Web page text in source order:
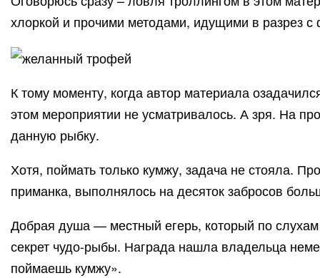
хлоркой и прочими методами, идущими в разрез
К тому моменту, когда автор материала
этом мероприятии не усматривалось. А зря. На
данную рыбку.
Хотя, поймать только кумжу, задача не стояла.
приманка, выполнялось на десяток забросов
Добрая душа — местный егерь, который по слухам
секрет чудо-рыбы. Награда нашла владельца
поймаешь кумжу».